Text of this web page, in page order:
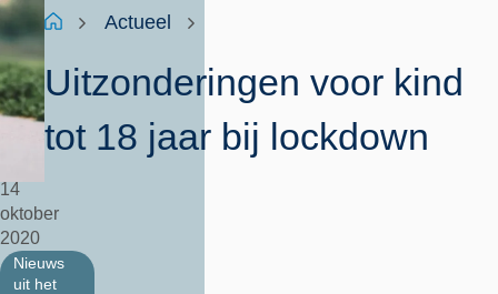
Kruimelpad
HomeActueel
Uitzonderingen voor kind
tot 18 jaar bij lockdown
14
oktober
2020
Nieuws
uit het